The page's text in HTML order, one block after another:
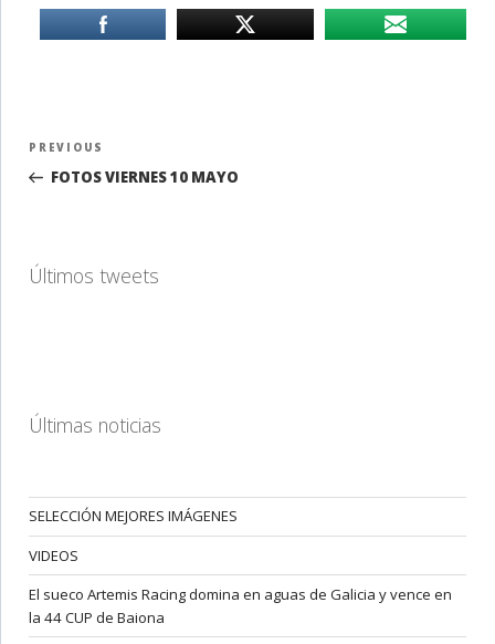
Navegación
entradas
Previous
Post
PREVIOUS
FOTOS VIERNES 10 MAYO
Últimos tweets
Últimas noticias
SELECCIÓN MEJORES IMÁGENES
VIDEOS
El sueco Artemis Racing domina en aguas de Galicia y vence en
la 44 CUP de Baiona